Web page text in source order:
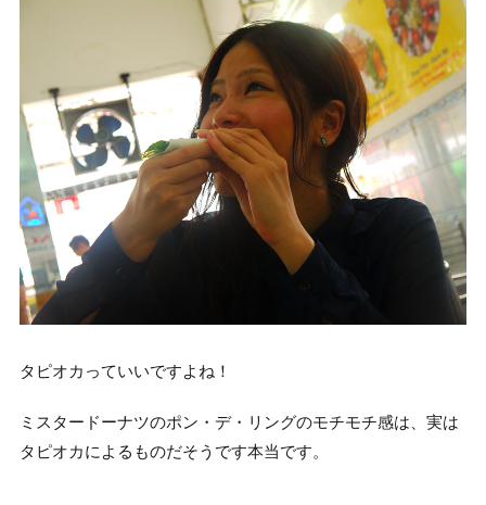
タピオカっていいですよね！
ミスタードーナツのポン・デ・リングのモチモチ感は、実は
タピオカによるものだそうです本当です。